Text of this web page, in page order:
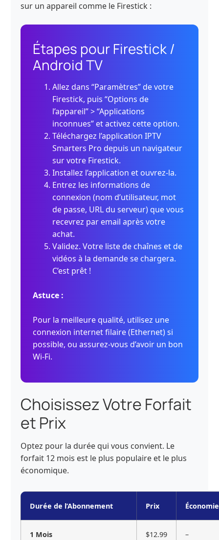
sur un appareil comme le Firestick :
Étapes pour Firestick /
Android TV
Allez dans “Paramètres” de votre
Firestick, puis “Options de
l’appareil” > “Applications
inconnues” et activez cette option.
Téléchargez l’application IPTV
Smarters Pro depuis un navigateur
sur votre Firestick.
Installez l’application et ouvrez-la.
Entrez les informations de
connexion (nom d’utilisateur, mot
de passe, URL du serveur) que vous
recevrez par email après votre
achat.
Validez. Votre liste de chaînes et de
vidéos à la demande se chargera.
C’est prêt !
Astuce :
Pour la meilleure qualité, utilisez une
connexion internet filaire (Ethernet) si
possible, ou assurez-vous d’avoir un bon
Wi-Fi.
Choisissez Votre Forfait
et Prix
Optez pour la durée qui vous convient. Le
forfait 12 mois est le plus populaire et le plus
économique.
Durée de l’Abonnement Prix Économie
1 Mois $12.99 –